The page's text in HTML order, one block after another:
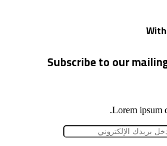
Subscribe to our
Lorem ipsum